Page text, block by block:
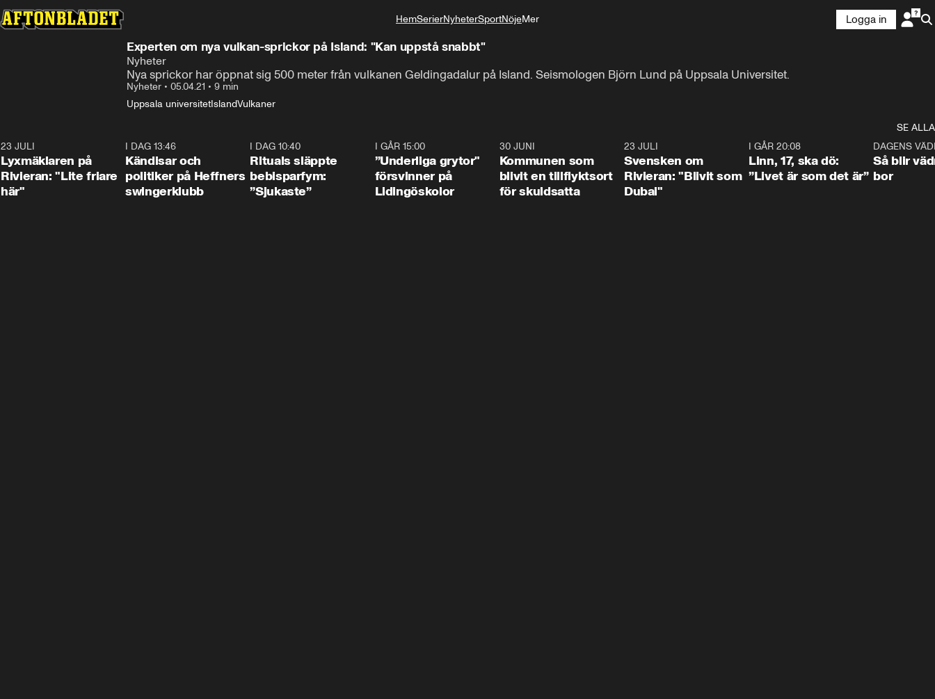
HemSerierNyheterSportNöjeMer
Logga in
Experten om nya vulkan-sprickor på Island: "Kan uppstå snabbt"
Nyheter
Nya sprickor har öppnat sig 500 meter från vulkanen Geldingadalur på Island. Seismologen Björn Lund på Uppsala Universitet.
Nyheter • 05.04.21 • 9 min
Uppsala universitetIslandVulkaner
SE ALLA
23 JULI
Lyxmäklaren på
Rivieran: "Lite friare
här"
I DAG 13:46
Kändisar och
politiker på Heffners
swingerklubb
I DAG 10:40
Rituals släppte
bebisparfym:
”Sjukaste”
I GÅR 15:00
”Underliga grytor"
försvinner på
Lidingöskolor
30 JUNI
Kommunen som
blivit en tillflyktsort
för skuldsatta
23 JULI
Svensken om
Rivieran: "Blivit som
Dubai"
I GÅR 20:08
Linn, 17, ska dö:
”Livet är som det är”
DAGENS
Så blir
bor